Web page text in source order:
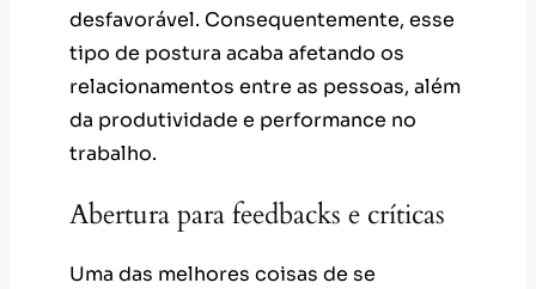
desfavorável. Consequentemente, esse
tipo de postura acaba afetando os
relacionamentos entre as pessoas, além
da produtividade e performance no
trabalho.
Abertura para feedbacks e críticas
Uma das melhores coisas de se